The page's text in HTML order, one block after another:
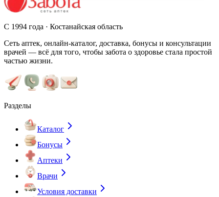
С 1994 года · Костанайская область
Сеть аптек, онлайн-каталог, доставка, бонусы и консультации
врачей — всё для того, чтобы забота о здоровье стала простой
частью жизни.
Разделы
Каталог
Бонусы
Аптеки
Врачи
Условия доставки